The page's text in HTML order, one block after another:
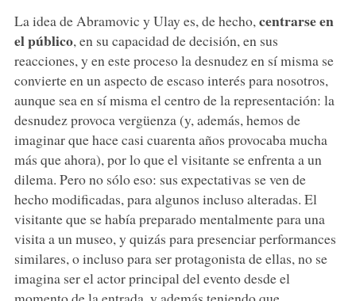
La idea de Abramovic y Ulay es, de hecho,centrarse en
el público, en su capacidad de decisión, en sus
reacciones, y en este proceso la desnudez en sí misma se
convierte en un aspecto de escaso interés para nosotros,
aunque sea en sí misma el centro de la representación: la
desnudez provoca vergüenza (y, además, hemos de
imaginar que hace casi cuarenta años provocaba mucha
más que ahora), por lo que el visitante se enfrenta a un
dilema. Pero no sólo eso: sus expectativas se ven de
hecho modificadas, para algunos incluso alteradas. El
visitante que se había preparado mentalmente para una
visita a un museo, y quizás para presenciar performances
similares, o incluso para ser protagonista de ellas, no se
imagina ser el actor principal del evento desde el